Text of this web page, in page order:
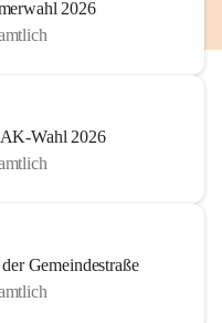
2026
Wahl 2026
Gemeindestraße